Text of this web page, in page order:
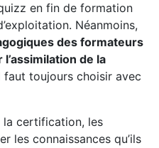
en fin de formation
Néanmoins,
des formateurs
de la
faut toujours choisir avec
la certification, les
les connaissances qu’ils